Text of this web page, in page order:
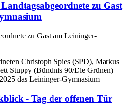
zu Gast
Christoph Spies (SPD), Markus
Stuppy (Bündnis 90/Die Grünen)
das Leininger-Gymnasium
- Tag der offenen Tür